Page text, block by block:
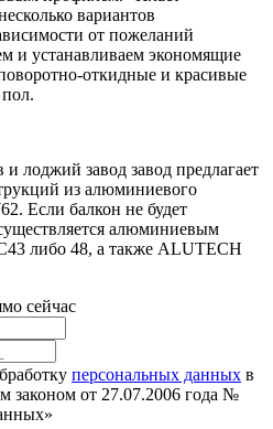
вариантов
от пожеланий
и устанавливаем экономящие
откидные и красивые
лоджий завод завод предлагает
из алюминиевого
Если балкон не будет
алюминиевым
либо 48, а также ALUTECH
сейчас
персональных данных в
законом от 27.07.2006 года №